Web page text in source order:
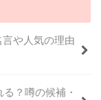
や人気の理由
？噂の候補・